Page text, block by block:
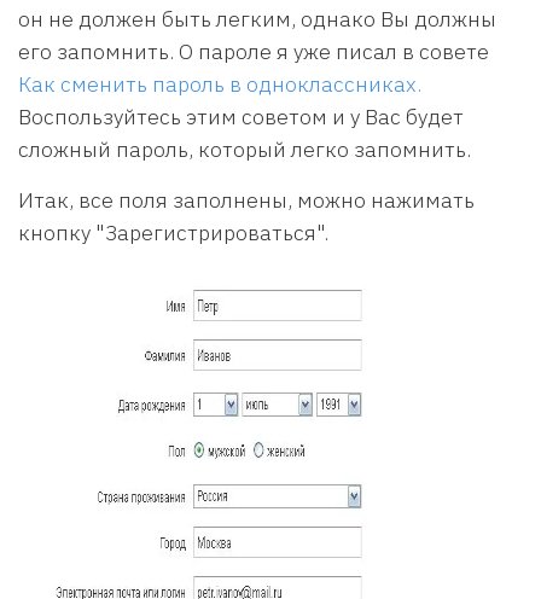
он не должен быть легким, однако Вы должны
его запомнить. О пароле я уже писал в совете
Как сменить пароль в одноклассниках.
Воспользуйтесь этим советом и у Вас будет
сложный пароль, который легко запомнить.
Итак, все поля заполнены, можно нажимать
кнопку "Зарегистрироваться".